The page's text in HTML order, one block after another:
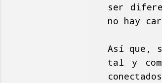
ser
no hay
Así que,
tal y